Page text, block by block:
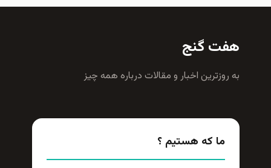
هفت گنج
به روزترين اخبار و مقالات درباره همه چيز
ما که هستیم ؟